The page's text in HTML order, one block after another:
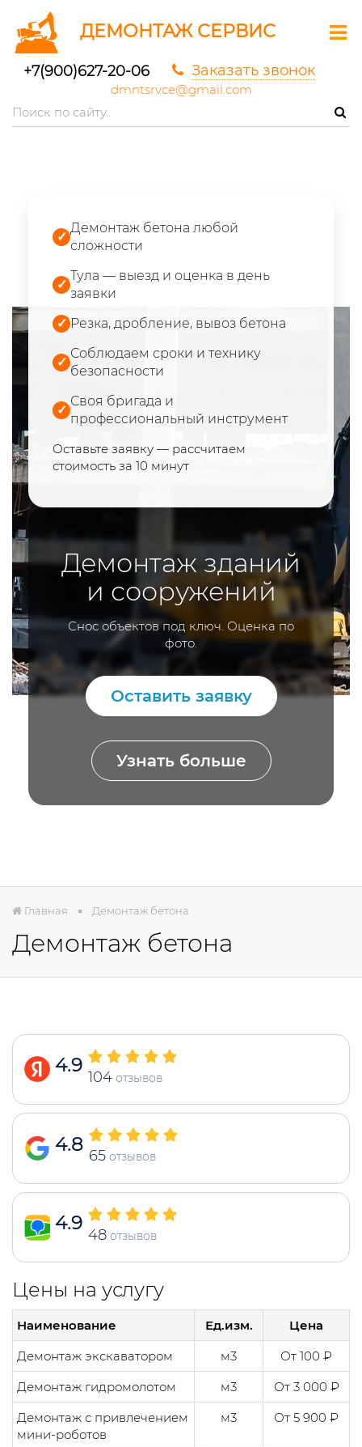
ДЕМОНТАЖ СЕРВИС
+7(900)627-20-06
dmntsrvce@gmail.com
Заказать звонок
✓
Демонтаж бетона любой
сложности
✓
Тула — выезд и оценка в день
заявки
✓ Резка, дробление, вывоз бетона
✓
Соблюдаем сроки и технику
безопасности
✓
Своя бригада и
профессиональный инструмент
Оставьте заявку — рассчитаем
стоимость за 10 минут
Демонтаж зданий
и сооружений
Снос объектов под ключ. Оценка по
фото.
Оставить заявку
Узнать больше
Главная Демонтаж бетона
Демонтаж бетона
4.9
104 отзывов
4.8
65 отзывов
4.9
48 отзывов
Цены на услугу
Наименование Ед.изм.
Цена
Демонтаж экскаватором
м3
От 100 ₽
Демонтаж гидромолотом
м3
От 3 000 ₽
Демонтаж с привлечением
мини-роботов
м3 От 5 900 ₽